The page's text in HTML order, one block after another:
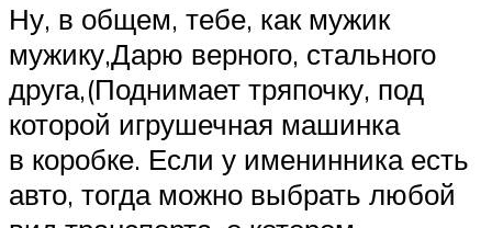
Ну, в общем, тебе, как мужик
мужику,Дарю верного, стального
друга,(Поднимает тряпочку, под
которой игрушечная машинка
в коробке. Если у именинника есть
авто, тогда можно выбрать любой